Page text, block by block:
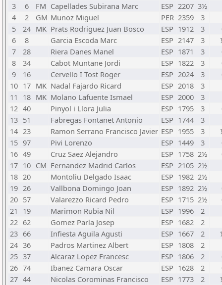
3
6 FM Capellades Subirana Marc ESP 2207 3½
4
2 GM Munoz Miguel PER 2359 3
5
24 MK Prats Rodriguez Juan Bosco ESP 1912 3
6
8 Garcia Escoda Marc ESP 2147 3
7
28 Riera Danes Manel ESP 1871 3
8
34 Cabot Muntane Jordi ESP 1822 3
9
16 Cervello I Tost Roger ESP 2024 3
10 17 MK Nadal Fajardo Ricard ESP 2018 3
11
18 MK Molano Lafuente Ismael ESP 2000 3
12 40 Pinyol i Llora Julia ESP 1795 3
13 51 Fabregas Fontanet Antonio ESP 1744 3
14 23 Ramon Serrano Francisco Javier ESP 1955 3
15 97 Pivi Lorenzo ESP 1449 3
16 49 Cruz Saez Alejandro ESP 1758 2½
17 10 CM Fernandez Madrid Carlos ESP 2105 2½
18 20 Montoliu Delgado Isaac ESP 1982 2½
19 26 Vallbona Domingo Joan ESP 1892 2½
20 57 Valarezzo Ricard Pedro ESP 1715 2½
21
19 Marimon Rubia Nil ESP 1996 2
22 62 Gomez Parla Josep ESP 1682
2
23 66 Infiesta Aguila Agusti ESP 1667 2
24 36 Padros Martinez Albert ESP 1808 2
25 37 Alcaraz Lopez Francesc ESP 1806 2
26 74 Ibanez Camara Oscar ESP 1628 2
27 44 Nicolas Corominas Francisco ESP 1773 2